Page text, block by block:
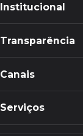
Institucional
Transparência
Canais
Serviços